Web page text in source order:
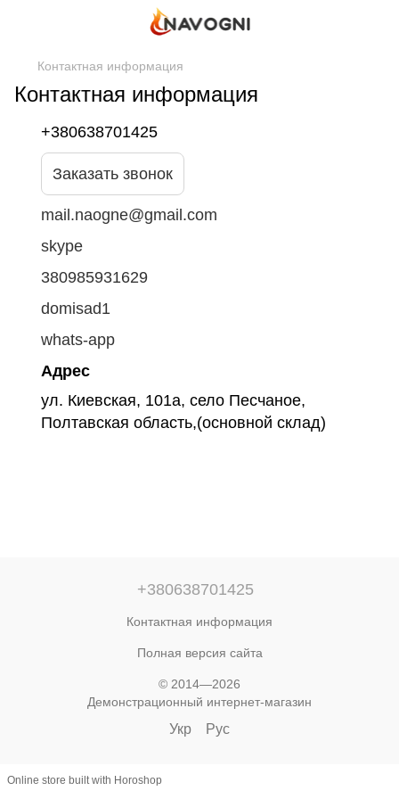
Контактная информация
Контактная информация
+380638701425
Заказать звонок
mail.naogne@gmail.com
skype
380985931629
domisad1
whats-app
Адрес
ул. Киевская, 101а, село Песчаное,
Полтавская область,(основной склад)
+380638701425
Контактная информация
Полная версия сайта
© 2014—2026
Демонстрационный интернет-магазин
Укр Рус
Online store built with Horoshop